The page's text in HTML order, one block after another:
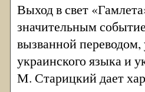
Выход в свет
значительным
вызванной переводом,
украинского языка и
М. Старицкий дает